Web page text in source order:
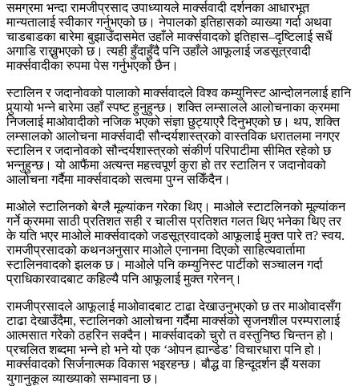
समग्रमा भन्दा रामजीप्रसाद उपाध्यायले मार्क्सवादी दर्शनका आधारभूत
मान्यतालाई स्वीकार गर्नुभएको छ। नेपालको इतिहासको व्याख्या गर्दा अथवा
चाडबाडका बारेमा बुझाउँदासमेत उहाँले मार्क्सवादको इतिहास–दृष्टिलाई सधैं
अगाडि राख्नुभएको छ। त्यही हुँदाहुँदै पनि उहाँले आफूलाई जडसूत्रवादी
मार्क्सवादीका रुपमा पेस गर्नुभएको छैन।
स्टालिन र जदानोवको पालाको मार्क्सवादले विश्व कम्युनिस्ट आन्दोलनलाई हानि
पुर्‍यायो भन्ने बारेमा उहाँ स्पष्ट हुनुहुन्छ। शक्ति लम्सालले आलोचनाका क्रममा
निजलाई माओवादीको नजिक भएको संज्ञा छुट्याएरै दिनुभएको छ। थप, शक्ति
लम्सालको आलोचना मार्क्सवादी सौन्दर्यशास्त्रको वास्तविक धरातलमा नगएर
स्टालिन र जदानोवको सौन्दर्यशास्त्रको संकीर्ण परिपाटीमा सीमित रहेको छ
भन्नुहुन्छ। यो आफैंमा अत्यन्त महत्त्वपूर्ण कुरा हो तर स्टालिन र जदानोवको
आलोचना गर्दैमा मार्क्सवादको सत्वमा पुग्न सकिँदैन।
माओले स्टालिनको बेग्लै मूल्यांकन गरेका थिए। माओले स्टाटलिनको मूल्यांकन
गर्ने क्रममा साठी प्रतिशत सही र चालीस प्रतिशत गलत थिए भनेका थिए तर
के यति भएर माओले मार्क्सवादको जडसूत्रवादको आफूलाई मुक्त पारे त? स्वय.
रामजीप्रसादको कथनअनुसार माओले एनानमा दिएको साहित्यवार्तामा
स्टालिनवादको झलक छ। माओले पनि कम्युनिस्ट पार्टीको सञ्चालन गर्दा
प्राधिकारवादबाट कहिल्यै पनि आफूलाई मुक्त गरेनन्।
रामजीप्रसादले आफूलाई माओवादबाट टाढा देखाउनुभएको छ तर माओवादसँग
टाढा देखाउँदैमा, स्टालिनको आलोचना गर्दैमा मार्क्सको सृजनशील परम्परालाई
आत्मसात गरेको ठहरिन सक्दैन। मार्क्सवादको चुरो त वस्तुनिष्ठ चिन्तन हो।
प्रचलित शब्दमा भन्ने हो भने यो एक ‘ओपन ह्यान्डेड’ विचारधारा पनि हो।
मार्क्सवादको सिर्जनात्मक विकास भइरहन्छ। बौद्ध वा हिन्दूदर्शन झैं यसका
युगानुकूल व्याख्याको सम्भावना छ।